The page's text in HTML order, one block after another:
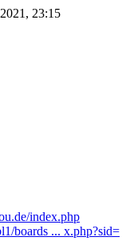
23:15
index.php
boards ... x.php?sid=